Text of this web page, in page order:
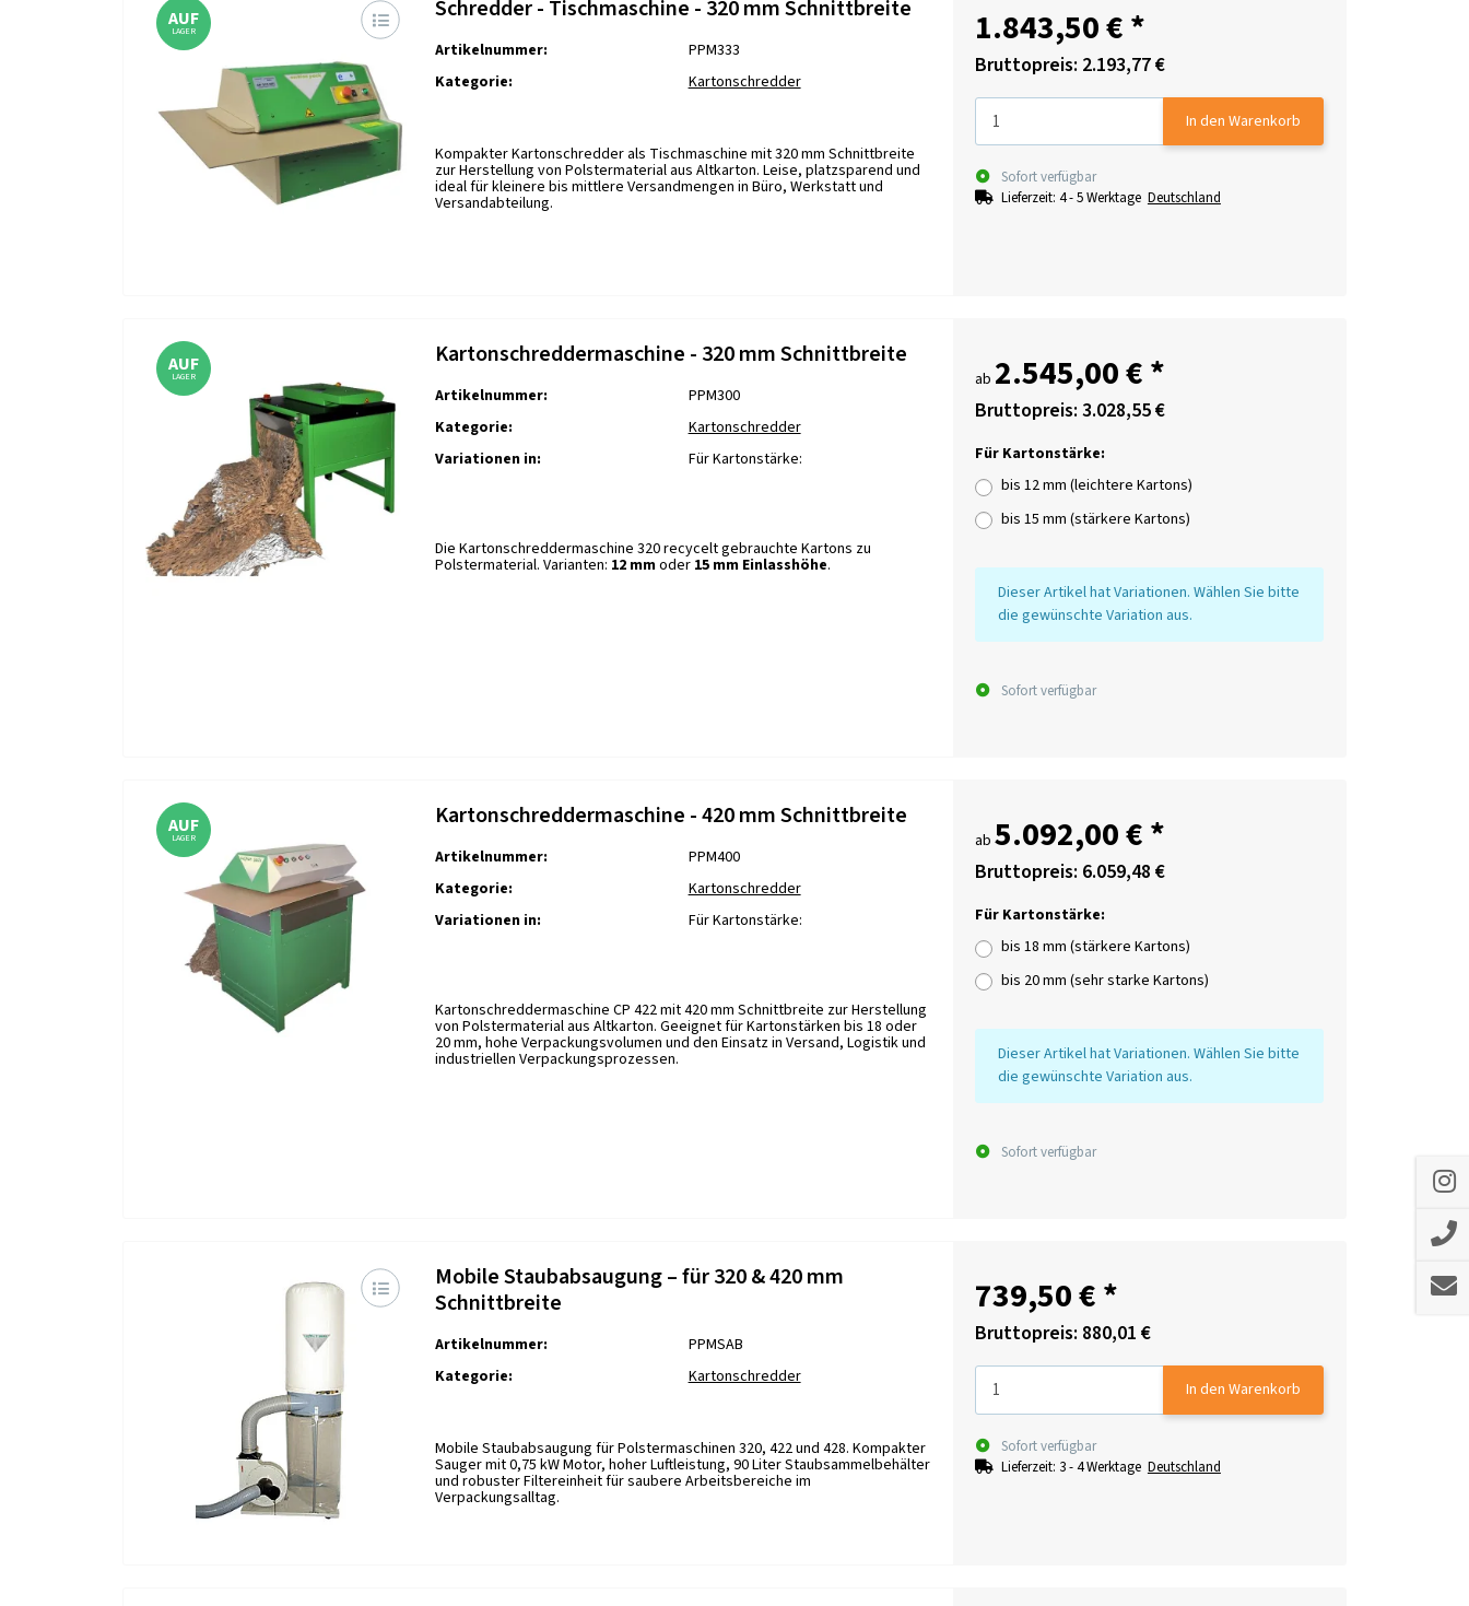
AUF
LAGER
Schredder - Tischmaschine - 320 mm Schnittbreite
Artikelnummer:
PPM333
Kategorie:
Kartonschredder
Kompakter Kartonschredder als Tischmaschine mit 320 mm Schnittbreite
zur Herstellung von Polstermaterial aus Altkarton. Leise, platzsparend und
ideal für kleinere bis mittlere Versandmengen in Büro, Werkstatt und
Versandabteilung.
1.843,50 €*
Bruttopreis: 2.193,77 €
In den Warenkorb
Sofort verfügbar
Lieferzeit: 4 - 5 Werktage Deutschland
AUF
LAGER
Kartonschreddermaschine - 320 mm Schnittbreite
Artikelnummer:
PPM300
Kategorie:
Kartonschredder
Variationen in:
Für Kartonstärke:
Die Kartonschreddermaschine 320 recycelt gebrauchte Kartons zu
Polstermaterial. Varianten: 12 mmoder 15 mm Einlasshöhe.
ab 2.545,00 €*
Bruttopreis: 3.028,55 €
Für Kartonstärke:
bis 12 mm (leichtere Kartons)
bis 15 mm (stärkere Kartons)
x
Dieser Artikel hat Variationen. Wählen Sie bitte
die gewünschte Variation aus.
Sofort verfügbar
AUF
LAGER
Kartonschreddermaschine - 420 mm Schnittbreite
Artikelnummer:
PPM400
Kategorie:
Kartonschredder
Variationen in:
Für Kartonstärke:
Kartonschreddermaschine CP 422 mit 420 mm Schnittbreite zur Herstellung
von Polstermaterial aus Altkarton. Geeignet für Kartonstärken bis 18 oder
20 mm, hohe Verpackungsvolumen und den Einsatz in Versand, Logistik und
industriellen Verpackungsprozessen.
ab 5.092,00 €*
Bruttopreis: 6.059,48 €
Für Kartonstärke:
bis 18 mm (stärkere Kartons)
bis 20 mm (sehr starke Kartons)
x
Dieser Artikel hat Variationen. Wählen Sie bitte
die gewünschte Variation aus.
Sofort verfügbar
Mobile Staubabsaugung – für 320 & 420 mm
Schnittbreite
Artikelnummer:
PPMSAB
Kategorie:
Kartonschredder
Mobile Staubabsaugung für Polstermaschinen 320, 422 und 428. Kompakter
Sauger mit 0,75 kW Motor, hoher Luftleistung, 90 Liter Staubsammelbehälter
und robuster Filtereinheit für saubere Arbeitsbereiche im
Verpackungsalltag.
739,50 €*
Bruttopreis: 880,01 €
In den Warenkorb
Sofort verfügbar
Lieferzeit: 3 - 4 Werktage Deutschland